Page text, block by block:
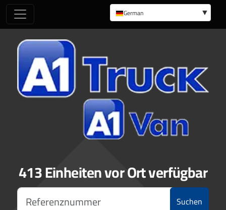
413 Einheiten vor Ort verfügbar
Suchen
German
English